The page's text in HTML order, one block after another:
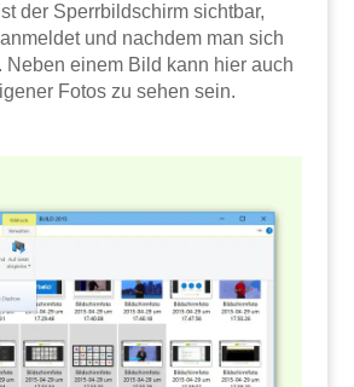
der Sperrbildschirm sichtbar,
und nachdem man sich
Neben einem Bild kann hier auch
Fotos zu sehen sein.